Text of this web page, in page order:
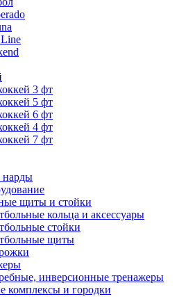
3 фт
5 фт
6 фт
4 фт
7 фт
щиты и стойки
кольца и аксессуары
стойки
щиты
инверсионные тренажеры
комплексы и городки